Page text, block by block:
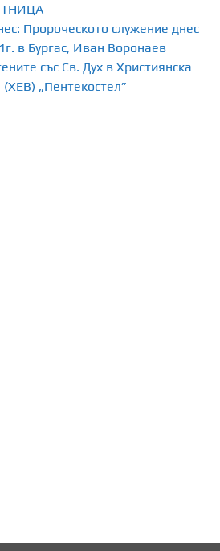
Пророческото служение днес
в Бургас, Иван Воронаев
със Св. Дух в Християнска
„Пентекостел”